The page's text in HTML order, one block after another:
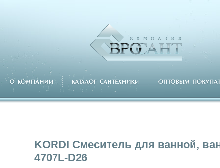
KORDI Смеситель для ванной,
4707L-D26